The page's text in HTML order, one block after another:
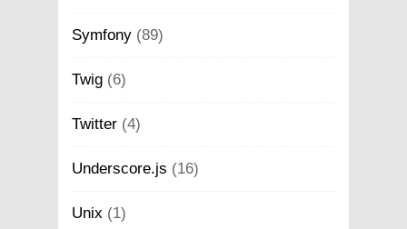
Symfony (89)
Twig (6)
Twitter (4)
Underscore.js (16)
Unix (1)